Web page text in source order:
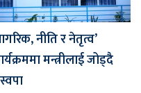
नीति र नेतृत्व’
मन्त्रीलाई जोड्दै